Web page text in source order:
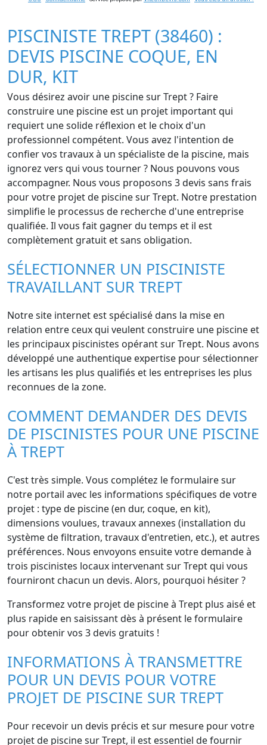
PISCINISTE TREPT (38460) :
DEVIS PISCINE COQUE, EN
DUR, KIT
Vous désirez avoir une piscine sur Trept ? Faire
construire une piscine est un projet important qui
requiert une solide réflexion et le choix d'un
professionnel compétent. Vous avez l'intention de
confier vos travaux à un spécialiste de la piscine, mais
ignorez vers qui vous tourner ? Nous pouvons vous
accompagner. Nous vous proposons 3 devis sans frais
pour votre projet de piscine sur Trept. Notre prestation
simplifie le processus de recherche d'une entreprise
qualifiée. Il vous fait gagner du temps et il est
complètement gratuit et sans obligation.
SÉLECTIONNER UN PISCINISTE
TRAVAILLANT SUR TREPT
Notre site internet est spécialisé dans la mise en
relation entre ceux qui veulent construire une piscine et
les principaux piscinistes opérant sur Trept. Nous avons
développé une authentique expertise pour sélectionner
les artisans les plus qualifiés et les entreprises les plus
reconnues de la zone.
COMMENT DEMANDER DES DEVIS
DE PISCINISTES POUR UNE PISCINE
À TREPT
C'est très simple. Vous complétez le formulaire sur
notre portail avec les informations spécifiques de votre
projet : type de piscine (en dur, coque, en kit),
dimensions voulues, travaux annexes (installation du
système de filtration, travaux d'entretien, etc.), et autres
préférences. Nous envoyons ensuite votre demande à
trois piscinistes locaux intervenant sur Trept qui vous
fourniront chacun un devis. Alors, pourquoi hésiter ?
Transformez votre projet de piscine à Trept plus aisé et
plus rapide en saisissant dès à présent le formulaire
pour obtenir vos 3 devis gratuits !
INFORMATIONS À TRANSMETTRE
POUR UN DEVIS POUR VOTRE
PROJET DE PISCINE SUR TREPT
Pour recevoir un devis précis et sur mesure pour votre
projet de piscine sur Trept, il est essentiel de fournir